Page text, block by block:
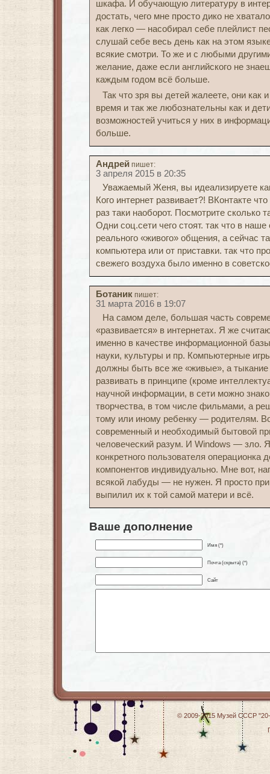
шкафа. И обучающую литературу в
достать, чего мне просто дико не
как легко — насобирал себе плейлист
слушай себе весь день как на этом
всякие смотри. То же и с любыми
желание, даже если английского не
каждым годом всё больше.
Так что зря вы детей жалеете, они как
время и так же любознательны как и
возможностей учиться у них в
больше.
Андрей пишет:
3 апреля 2015 в 20:35
Уважаемый Женя, вы идеализируете
Кого интернет развивает?! ВКонтакте
раз таки наоборот. Посмотрите сколько
Одни соц.сети чего стоят. так что в
реального «живого» общения, а сейчас
компьютера или от приставки. так что
свежего воздуха было именно в
Ботаник пишет:
31 марта 2016 в 19:07
На самом деле, большая часть
«развивается» в интернетах. Я же
именно в качестве информационной
науки, культуры и пр. Компьютерные
должны быть все же «живые», а тыкание
развивать в принципе (кроме
научной информации, в сети можно
творчества, в том числе фильмами, а
тому или иному ребенку — родителям.
современный и необходимый бытовой
человеческий разум. И Windows — зло.
конкретного пользователя операционка
компонентов индивидуально. Мне вот,
всякой лабуды — не нужен. Я просто при
выпилил их к той самой матери и всё.
Ваше дополнение
Имя (*)
Почта (скрыта) (*)
Сайт
© 2009-2015 Музей СССР